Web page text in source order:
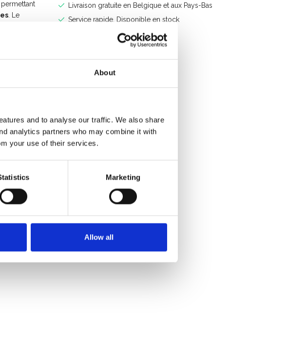
About
and to analyse our traffic. We also share
analytics partners who may combine it with
your use of their services.
Marketing
Allow all
Livraison gratuite en Belgique et aux Pays-Bas
Service rapide. Disponible en stock
Conseils professionnels
Note des clients 9.2/10
. Le
forme la